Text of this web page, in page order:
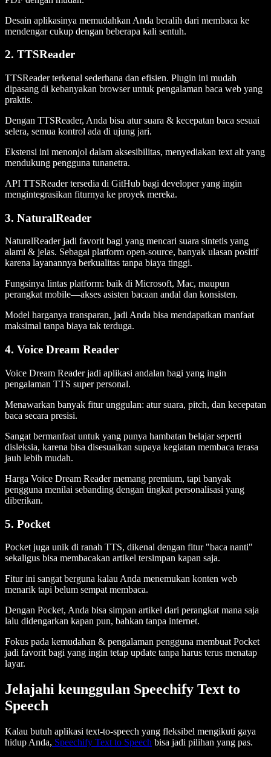
Desain aplikasinya memudahkan Anda beralih dari membaca ke
mendengar cukup dengan beberapa kali sentuh.
2. TTSReader
TTSReader terkenal sederhana dan efisien. Plugin ini mudah
dipasang di kebanyakan browser untuk pengalaman baca web yang
praktis.
Dengan TTSReader, Anda bisa atur suara & kecepatan baca sesuai
selera, semua kontrol ada di ujung jari.
Ekstensi ini menonjol dalam aksesibilitas, menyediakan text alt yang
mendukung pengguna tunanetra.
API TTSReader tersedia di GitHub bagi developer yang ingin
mengintegrasikan fiturnya ke proyek mereka.
3. NaturalReader
NaturalReader jadi favorit bagi yang mencari suara sintetis yang
alami & jelas. Sebagai platform open-source, banyak ulasan positif
karena layanannya berkualitas tanpa biaya tinggi.
Fungsinya lintas platform: baik di Microsoft, Mac, maupun
perangkat mobile—akses asisten bacaan andal dan konsisten.
Model harganya transparan, jadi Anda bisa mendapatkan manfaat
maksimal tanpa biaya tak terduga.
4. Voice Dream Reader
Voice Dream Reader jadi aplikasi andalan bagi yang ingin
pengalaman TTS super personal.
Menawarkan banyak fitur unggulan: atur suara, pitch, dan kecepatan
baca secara presisi.
Sangat bermanfaat untuk yang punya hambatan belajar seperti
disleksia, karena bisa disesuaikan supaya kegiatan membaca terasa
jauh lebih mudah.
Harga Voice Dream Reader memang premium, tapi banyak
pengguna menilai sebanding dengan tingkat personalisasi yang
diberikan.
5. Pocket
Pocket juga unik di ranah TTS, dikenal dengan fitur "baca nanti"
sekaligus bisa membacakan artikel tersimpan kapan saja.
Fitur ini sangat berguna kalau Anda menemukan konten web
menarik tapi belum sempat membaca.
Dengan Pocket, Anda bisa simpan artikel dari perangkat mana saja
lalu didengarkan kapan pun, bahkan tanpa internet.
Fokus pada kemudahan & pengalaman pengguna membuat Pocket
jadi favorit bagi yang ingin tetap update tanpa harus terus menatap
layar.
Jelajahi keunggulan Speechify Text to
Speech
Kalau butuh aplikasi text-to-speech yang fleksibel mengikuti gaya
hidup Anda, Speechify Text to Speech bisa jadi pilihan yang pas.